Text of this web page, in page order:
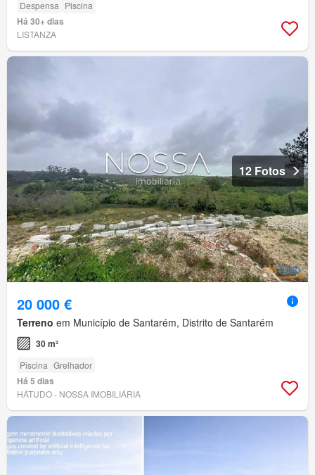
Despensa Piscina
Há 30+ dias
LISTANZA
12 Fotos
20 000 €
Terreno em Município de Santarém, Distrito de Santarém
30 m²
Piscina Grelhador
Há 5 dias
HÁTUDO - NOSSA IMOBILIÁRIA